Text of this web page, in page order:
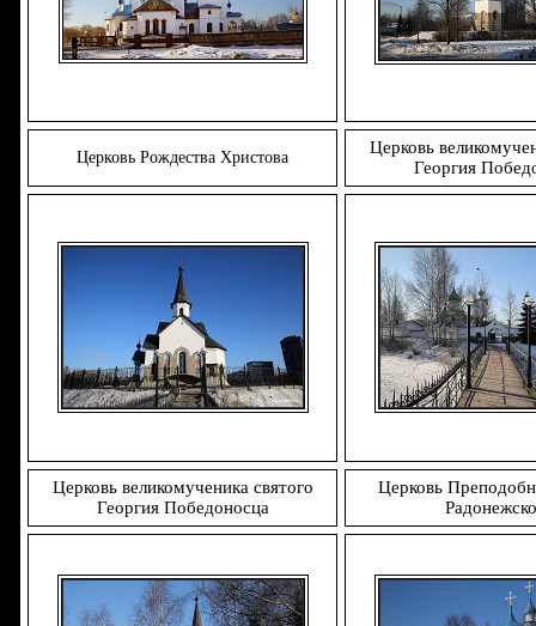
Церковь Рождества Христова
Церковь
Георгия
Церковь великомученика святого
Георгия Победоносца
Церковь